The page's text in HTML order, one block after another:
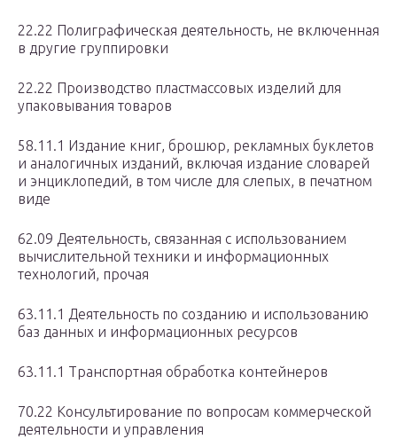
22.22 Полиграфическая деятельность, не включенная
в другие группировки
22.22 Производство пластмассовых изделий для
упаковывания товаров
58.11.1 Издание книг, брошюр, рекламных буклетов
и аналогичных изданий, включая издание словарей
и энциклопедий, в том числе для слепых, в печатном
виде
62.09 Деятельность, связанная с использованием
вычислительной техники и информационных
технологий, прочая
63.11.1 Деятельность по созданию и использованию
баз данных и информационных ресурсов
63.11.1 Транспортная обработка контейнеров
70.22 Консультирование по вопросам коммерческой
деятельности и управления